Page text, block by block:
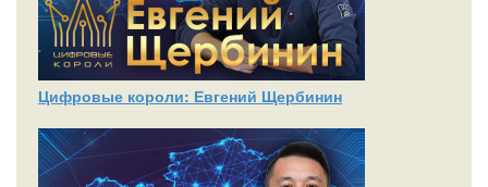
Цифровые короли: Евгений Щербинин